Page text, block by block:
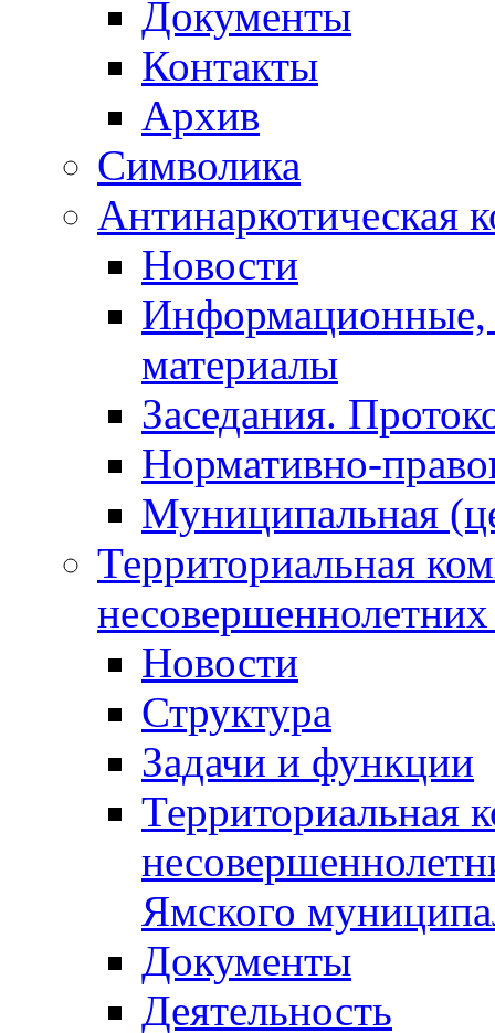
Документы
Контакты
Архив
Символика
Антинаркотическая
Новости
Информационные,
материалы
Заседания.
Нормативно-
Муниципальная
Территориальная
Новости
Структура
Задачи и функции
Территориальная
Ямского
Документы
Деятельность